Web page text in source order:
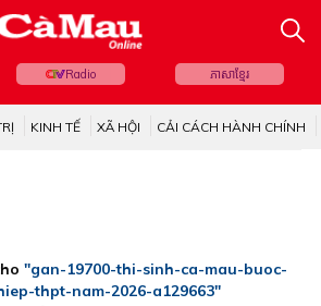
Radio ភាសាខ្មែរ
KINH TẾ XÃ HỘI CẢI CÁCH HÀNH CHÍNH
"gan-19700-thi-sinh-ca-mau-buoc-
thpt-nam-2026-a129663"